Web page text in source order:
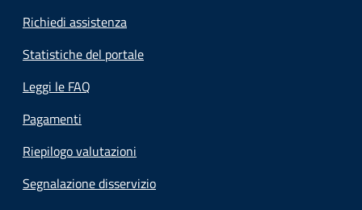
Richiedi assistenza
Statistiche del portale
Leggi le FAQ
Pagamenti
Riepilogo valutazioni
Segnalazione disservizio